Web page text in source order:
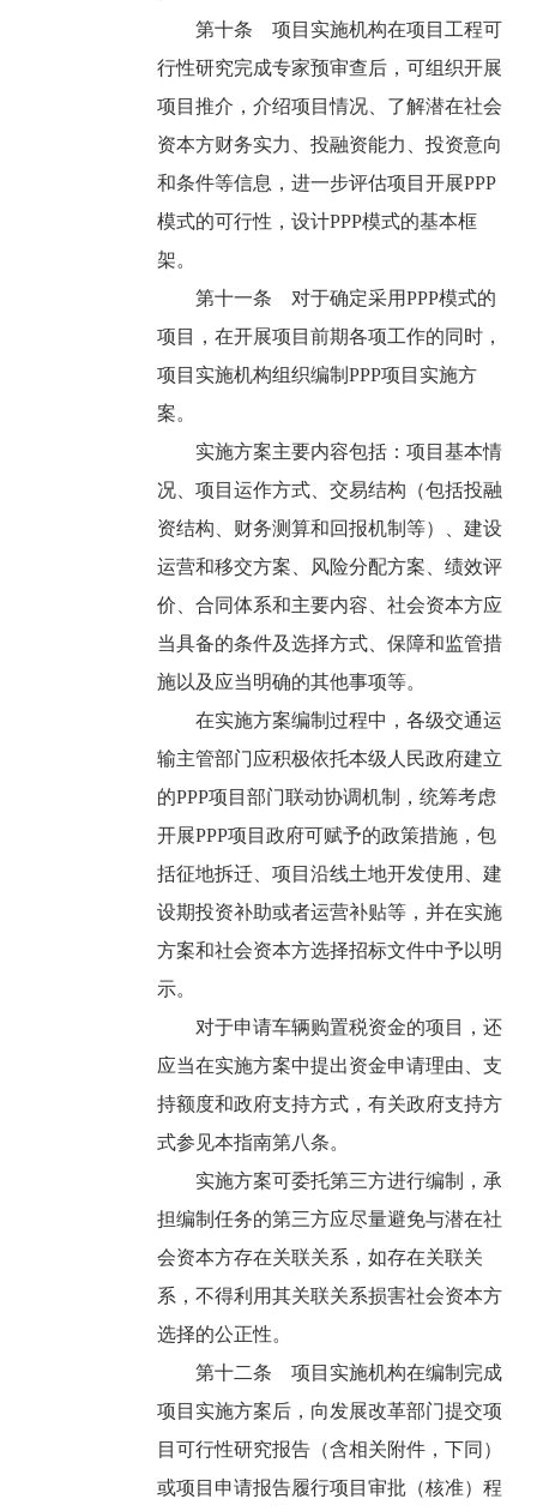
第十条 项目实施机构在项目工程可
行性研究完成专家预审查后，可组织开展
项目推介，介绍项目情况、了解潜在社会
资本方财务实力、投融资能力、投资意向
和条件等信息，进一步评估项目开展PPP
模式的可行性，设计PPP模式的基本框
架。
第十一条 对于确定采用PPP模式的
项目，在开展项目前期各项工作的同时，
项目实施机构组织编制PPP项目实施方
案。
实施方案主要内容包括：项目基本情
况、项目运作方式、交易结构（包括投融
资结构、财务测算和回报机制等）、建设
运营和移交方案、风险分配方案、绩效评
价、合同体系和主要内容、社会资本方应
当具备的条件及选择方式、保障和监管措
施以及应当明确的其他事项等。
在实施方案编制过程中，各级交通运
输主管部门应积极依托本级人民政府建立
的PPP项目部门联动协调机制，统筹考虑
开展PPP项目政府可赋予的政策措施，包
括征地拆迁、项目沿线土地开发使用、建
设期投资补助或者运营补贴等，并在实施
方案和社会资本方选择招标文件中予以明
示。
对于申请车辆购置税资金的项目，还
应当在实施方案中提出资金申请理由、支
持额度和政府支持方式，有关政府支持方
式参见本指南第八条。
实施方案可委托第三方进行编制，承
担编制任务的第三方应尽量避免与潜在社
会资本方存在关联关系，如存在关联关
系，不得利用其关联关系损害社会资本方
选择的公正性。
第十二条 项目实施机构在编制完成
项目实施方案后，向发展改革部门提交项
目可行性研究报告（含相关附件，下同）
或项目申请报告履行项目审批（核准）程